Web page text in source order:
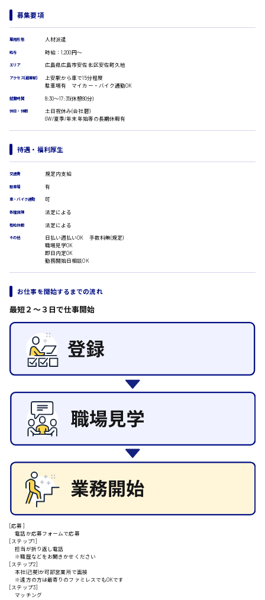
一般事務
総務事務
営業事務
医療事務
翻訳、通訳
IT・クリエイティブ系
DTPオペレーター
校正・編集
システムエンジニア
プログラマー
カスタマーエンジニア
販売・サービス・フード系
経営企画
調理
営業
ラウンダー営業
その他の専門職
施設管理・整備
清掃
配送・ドライバー
広島市佐伯区
広島市安佐北区
広島市安芸区
廿日市市
山県郡
安芸太田町
安芸郡
山口県
時給1400円～
時給1500円以上
時給制すべて
日給8000円～
日給9000円～
日給10000円以上
募集要項
雇用形態 人材派遣
給与 時給：1,200円～
エリア 広島県広島市安佐北区安佐町久地
アクセス(最寄駅)
上安駅から車で15分程度
駐車場有 マイカー・バイク通勤OK
就業時間 8:30〜17:35(休憩80分)
休日・休暇
土日祝休み(会社暦)
GW/夏季/年末年始等の長期休暇有
待遇・福利厚生
交通費 規定内支給
駐車場 有
車・バイク通勤 可
各種保険 法定による
有給休暇 法定による
その他
日払い週払いOK 手数料無(規定)
職場見学OK
即日内定OK
勤務開始日相談OK
お仕事を開始するまでの流れ
最短２〜３日で仕事開始
[応募]
電話か応募フォームで応募
[ステップ1]
担当が折り返し電話
※職歴などをお聞きかせください
[ステップ2]
本社(己斐)か可部営業所で面接
※遠方の方は最寄りのファミレスでもOKです
[ステップ3]
マッチング